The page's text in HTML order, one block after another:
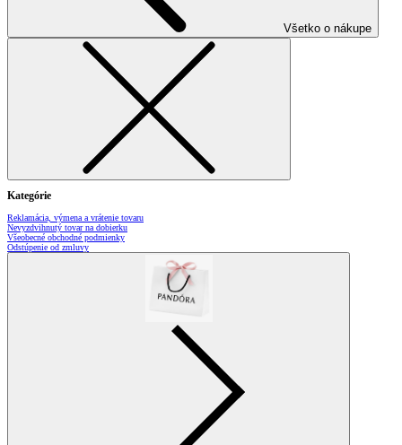
Všetko o nákupe
Kategórie
Reklamácia, výmena a vrátenie tovaru
Nevyzdvihnutý tovar na dobierku
Všeobecné obchodné podmienky
Odstúpenie od zmluvy